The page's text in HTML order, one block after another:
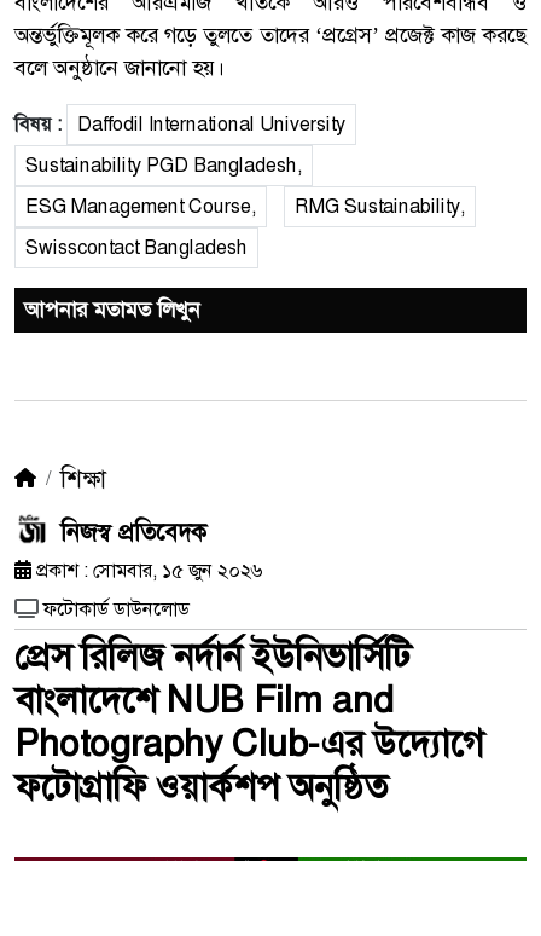
অন্তর্ভুক্তিমূলক করে গড়ে তুলতে তাদের ‘প্রগ্রেস’ প্রজেক্ট কাজ করছে
বলে অনুষ্ঠানে জানানো হয়।
বিষয় :
Daffodil International University
Sustainability PGD Bangladesh,
ESG Management Course,
RMG Sustainability,
Swisscontact Bangladesh
আপনার মতামত লিখুন
শিক্ষা
নিজস্ব প্রতিবেদক
প্রকাশ : সোমবার, ১৫ জুন ২০২৬
ফটোকার্ড ডাউনলোড
প্রেস রিলিজ নর্দার্ন ইউনিভার্সিটি
বাংলাদেশে NUB Film and
Photography Club-এর উদ্যোগে
ফটোগ্রাফি ওয়ার্কশপ অনুষ্ঠিত